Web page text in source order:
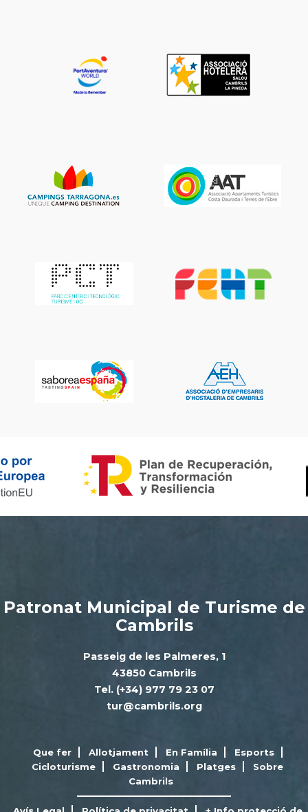
Patronat Municipal de Turisme de
Cambrils
Passeig de les Palmeres, 1
43850 Cambrils
Tel. (+34) 977 79 23 07
tur@cambrils.org
Que fer Allotjament En Família
Esports
Cicloturisme
Gastronomia Platges
Sobre
Cambrils